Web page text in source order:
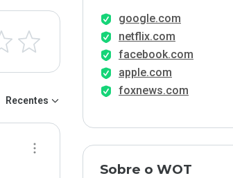
Recentes
google.com
netflix.com
facebook.com
apple.com
foxnews.com
Sobre o WOT